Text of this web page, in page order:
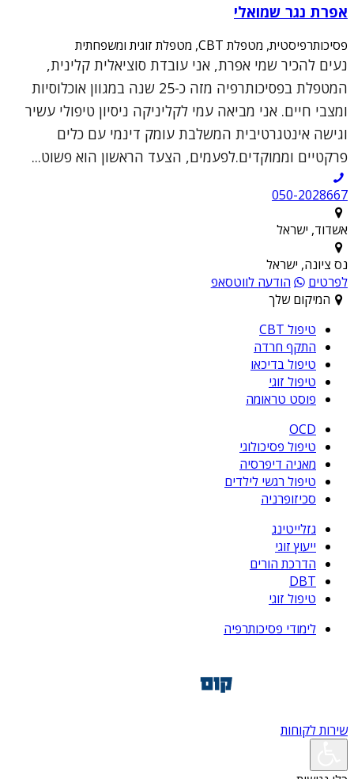
אפרת נגר שמואלי
פסיכותרפיסטית, מטפלת CBT, מטפלת זוגית ומשפחתית
נעים להכיר שמי אפרת, אני עובדת סוציאלית קלינית,
המטפלת בפסיכותרפיה מזה כ-25 שנה במגוון אוכלוסיות
ומצבי חיים. אני מביאה עמי לקליניקה ניסיון טיפולי עשיר
וגישה אינטגרטיבית המשלבת עומק דינמי עם כלים
פרקטיים וממוקדים.לפעמים, הצעד הראשון הוא פשוט...
050-2028667
אשדוד, ישראל
נס ציונה, ישראל
לפרטים
הודעה לווטסאפ
המיקום שלך
טיפול CBT
התקף חרדה
טיפול בדיכאו
טיפול זוגי
פוסט טראומה
OCD
טיפול פסיכולוגי
מאניה דיפרסיה
טיפול רגשי לילדים
סכיזופרניה
גזלייטינג
ייעוץ זוגי
הדרכת הורים
DBT
טיפול זוגי
לימודי פסיכותרפיה
שירות לקוחות